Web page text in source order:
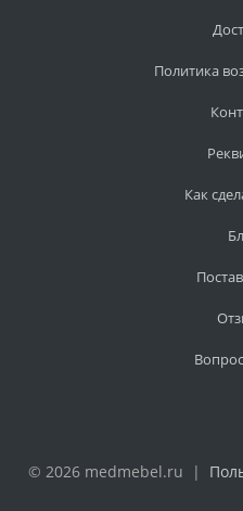
Политика
Как
© 2026 medmebel.ru |